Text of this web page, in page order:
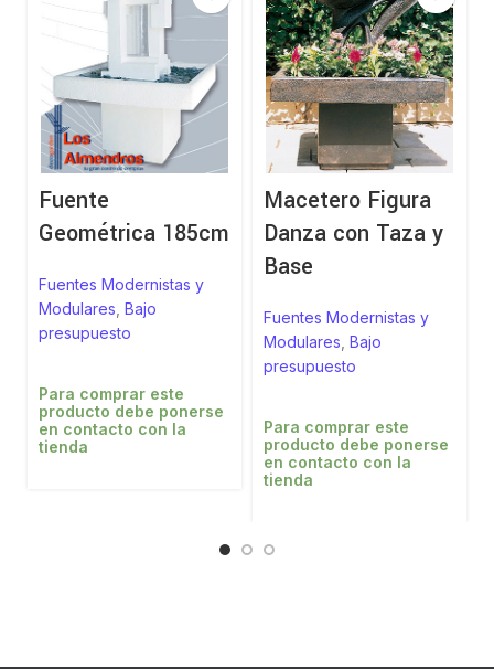
Fuente
Geométrica 185cm
Fuentes Modernistas y
Modulares ,Bajo
presupuesto
Para comprar este
producto debe ponerse
en contacto con la
tienda
Macetero Figura
Danza con Taza y
Base
Fuentes Modernistas y
Modulares Bajo
presupuesto
Para comprar este
producto debe ponerse
en contacto con la
tienda